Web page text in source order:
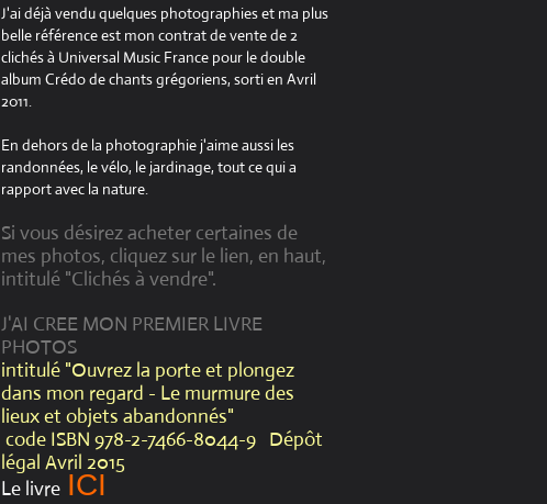
J'ai déjà vendu quelques photographies et ma plus
belle référence est mon contrat de vente de 2
clichés à Universal Music France pour le double
album Crédo de chants grégoriens, sorti en Avril
2011.
En dehors de la photographie j'aime aussi les
randonnées, le vélo, le jardinage, tout ce qui a
rapport avec la nature.
Si vous désirez acheter certaines de
mes photos, cliquez sur le lien, en haut,
intitulé "Clichés à vendre".
J'AI CREE MON PREMIER LIVRE
PHOTOS
intitulé "Ouvrez la porte et plongez
dans mon regard - Le murmure des
lieux et objets abandonnés"
code ISBN 978-2-7466-8044-9 Dépôt
légal Avril 2015
Le livre ICI